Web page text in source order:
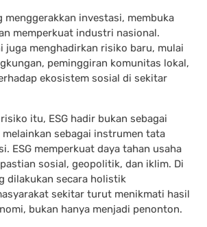
menggerakkan investasi, membuka
memperkuat industri nasional.
juga menghadirkan risiko baru, mulai
peminggiran komunitas lokal,
ekosistem sosial di sekitar
itu, ESG hadir bukan sebagai
melainkan sebagai instrumen tata
ESG memperkuat daya tahan usaha
sosial, geopolitik, dan iklim. Di
dilakukan secara holistik
sekitar turut menikmati hasil
bukan hanya menjadi penonton.